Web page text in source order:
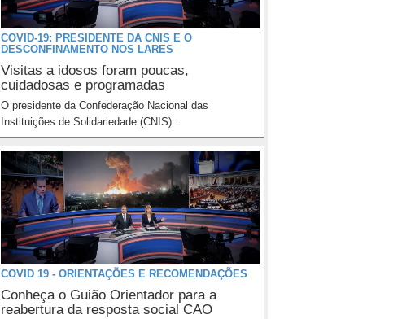
COVID-19: PRESIDENTE DA CNIS E O
DESCONFINAMENTO NOS LARES
Visitas a idosos foram poucas,
cuidadosas e programadas
O presidente da Confederação Nacional das
Instituições de Solidariedade (CNIS)...
COVID 19 - ORIENTAÇÕES E RECOMENDAÇÕES
Conheça o Guião Orientador para a
reabertura da resposta social CAO